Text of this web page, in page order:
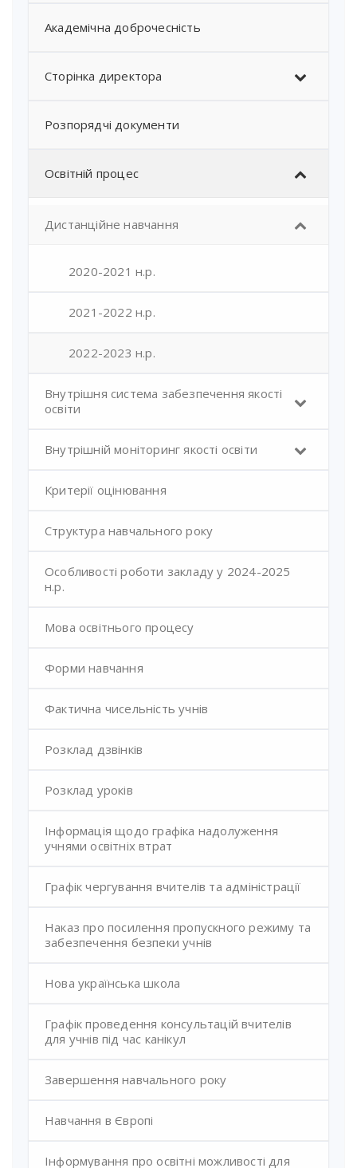
Академічна доброчесність
Сторінка директора
Розпорядчі документи
Освітній процес
Дистанційне навчання
2020-2021 н.р.
2021-2022 н.р.
2022-2023 н.р.
Внутрішня система забезпечення якості
освіти
Внутрішній моніторинг якості освіти
Критерії оцінювання
Структура навчального року
Особливості роботи закладу у 2024-2025
н.р.
Мова освітнього процесу
Форми навчання
Фактична чисельність учнів
Розклад дзвінків
Розклад уроків
Інформація щодо графіка надолуження
учнями освітніх втрат
Графік чергування вчителів та адміністрації
Наказ про посилення пропускного режиму та
забезпечення безпеки учнів
Нова українська школа
Графік проведення консультацій вчителів
для учнів під час канікул
Завершення навчального року
Навчання в Європі
Інформування про освітні можливості для